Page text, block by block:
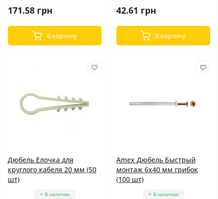
171.58 грн
В корзину
42.61 грн
В корзину
Дюбель Елочка для
круглого кабеля 20 мм (50
шт)
В наличии
Amex Дюбель Быстрый
монтаж 6x40 мм грибок
(100 шт)
В наличии